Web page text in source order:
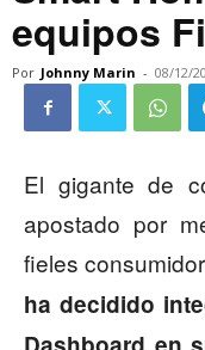
equipos
Por Johnny Marin - 08/12/
El gigante de
apostado por
fieles
ha decidido